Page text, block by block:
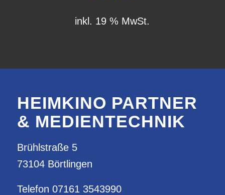
inkl. 19 % MwSt.
HEIMKINO PARTNER
& MEDIENTECHNIK
Brühlstraße 5
73104 Börtlingen
Telefon 07161 3543990